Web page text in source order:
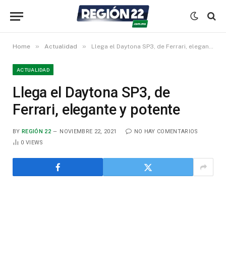
Home » Actualidad » Llega el Daytona SP3, de Ferrari, elegante y potente
ACTUALIDAD
Llega el Daytona SP3, de
Ferrari, elegante y potente
BY REGIÓN 22 NOVIEMBRE 22, 2021
NO HAY COMENTARIOS
0VIEWS